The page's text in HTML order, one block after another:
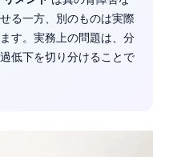
る一方、別のものは実際
す。実務上の問題は、分
低下を切り分けることで